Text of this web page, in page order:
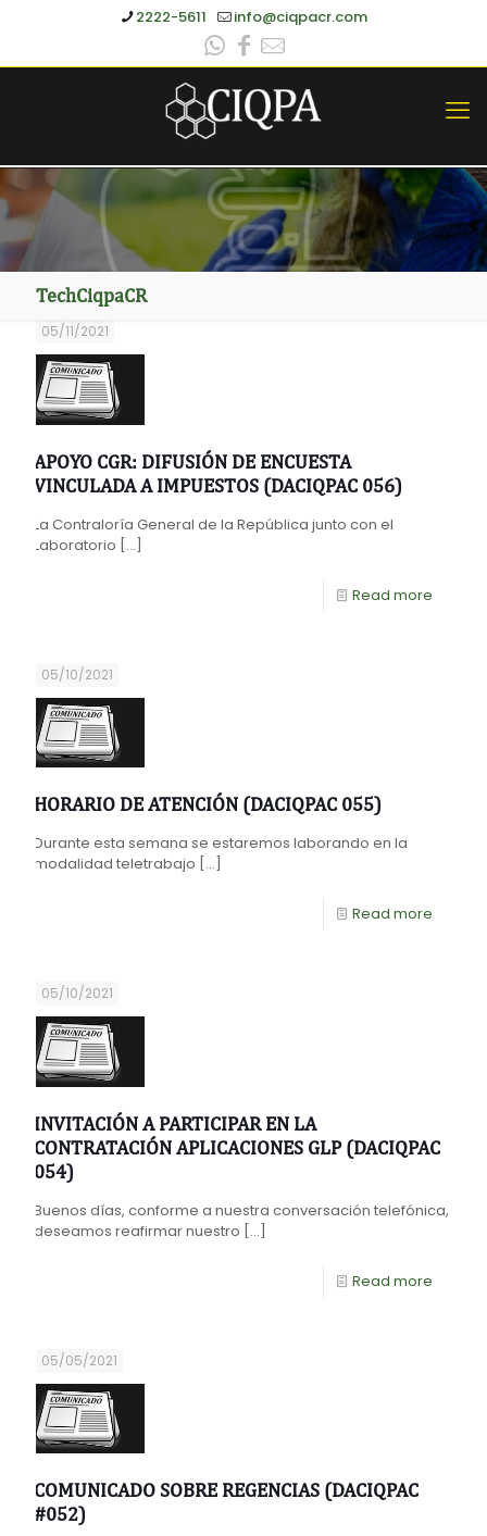
2222-5611 info@ciqpacr.com
TechCiqpaCR
05/11/2021
APOYO CGR: DIFUSIÓN DE ENCUESTA
VINCULADA A IMPUESTOS (DACIQPAC 056)
La Contraloría General de la República junto con el
Laboratorio […]
Read more
05/10/2021
HORARIO DE ATENCIÓN (DACIQPAC 055)
Durante esta semana se estaremos laborando en la
modalidad teletrabajo […]
Read more
05/10/2021
INVITACIÓN A PARTICIPAR EN LA
CONTRATACIÓN APLICACIONES GLP (DACIQPAC
054)
Buenos días, conforme a nuestra conversación telefónica,
deseamos reafirmar nuestro […]
Read more
05/05/2021
COMUNICADO SOBRE REGENCIAS (DACIQPAC
#052)